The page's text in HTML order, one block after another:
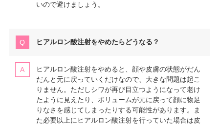
いので避けましょう。
ヒアルロン酸注射をやめたらどうなる？
ヒアルロン酸注射をやめると、顔や皮膚の状態がだん
だんと元に戻っていくだけなので、大きな問題は起こ
りません。ただしシワが再び目立つようになって老け
たように見えたり、ボリュームが元に戻って顔に物足
りなさを感じてしまったりする可能性があります。ま
た必要以上にヒアルロン酸注射を行っていた場合は皮